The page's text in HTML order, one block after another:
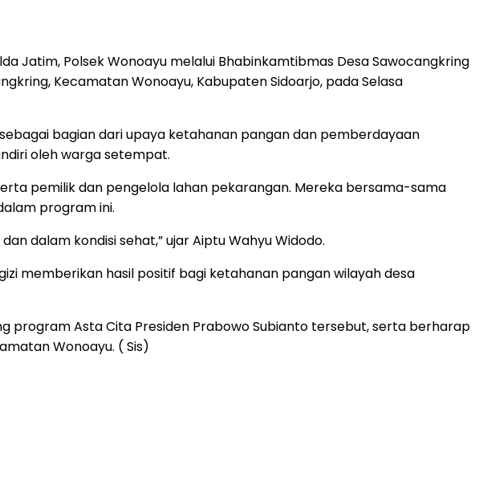
Jatim, Polsek Wonoayu melalui Bhabinkamtibmas Desa Sawocangkring
Kecamatan Wonoayu, Kabupaten Sidoarjo, pada Selasa
bagian dari upaya ketahanan pangan dan pemberdayaan
oleh warga setempat.
pemilik dan pengelola lahan pekarangan. Mereka bersama-sama
program ini.
dalam kondisi sehat,” ujar Aiptu Wahyu Widodo.
memberikan hasil positif bagi ketahanan pangan wilayah desa
program Asta Cita Presiden Prabowo Subianto tersebut, serta berharap
Wonoayu. ( Sis)